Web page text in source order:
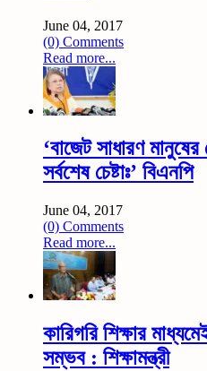
June 04, 2017
(0) Comments
Read more...
‘বাজেট সাধারণ
সর্বশেষ চেষ্টাঃ’ বিএনপি
June 04, 2017
(0) Comments
Read more...
কারিগরি শিক্ষার
সম্ভব : শিক্ষামন্ত্রী